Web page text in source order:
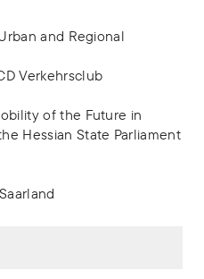
and Regional
Verkehrsclub
of the Future in
Hessian State Parliament